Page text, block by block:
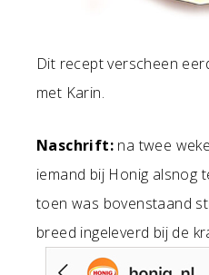
Dit recept verscheen
met Karin.
Naschrift: na twee
iemand bij Honig alsnog
toen was bovenstaand
breed ingeleverd bij de